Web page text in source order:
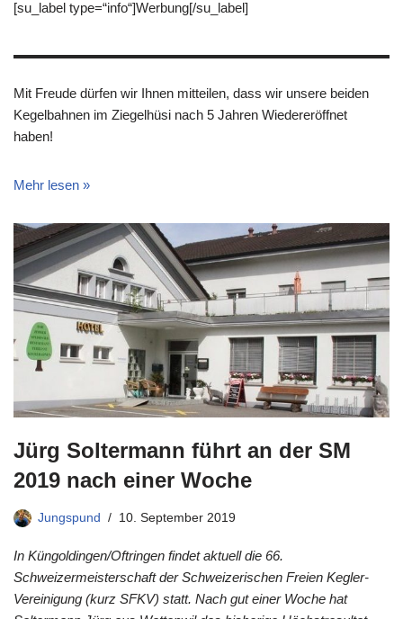
[su_label type=“info“]Werbung[/su_label]
Mit Freude dürfen wir Ihnen mitteilen, dass wir unsere beiden
Kegelbahnen im Ziegelhüsi nach 5 Jahren Wiedereröffnet
haben!
Mehr lesen »
Jürg Soltermann führt an der SM
2019 nach einer Woche
Jungspund 10. September 2019
In Küngoldingen/Oftringen findet aktuell die 66.
Schweizermeisterschaft der Schweizerischen Freien Kegler-
Vereinigung (kurz SFKV) statt. Nach gut einer Woche hat